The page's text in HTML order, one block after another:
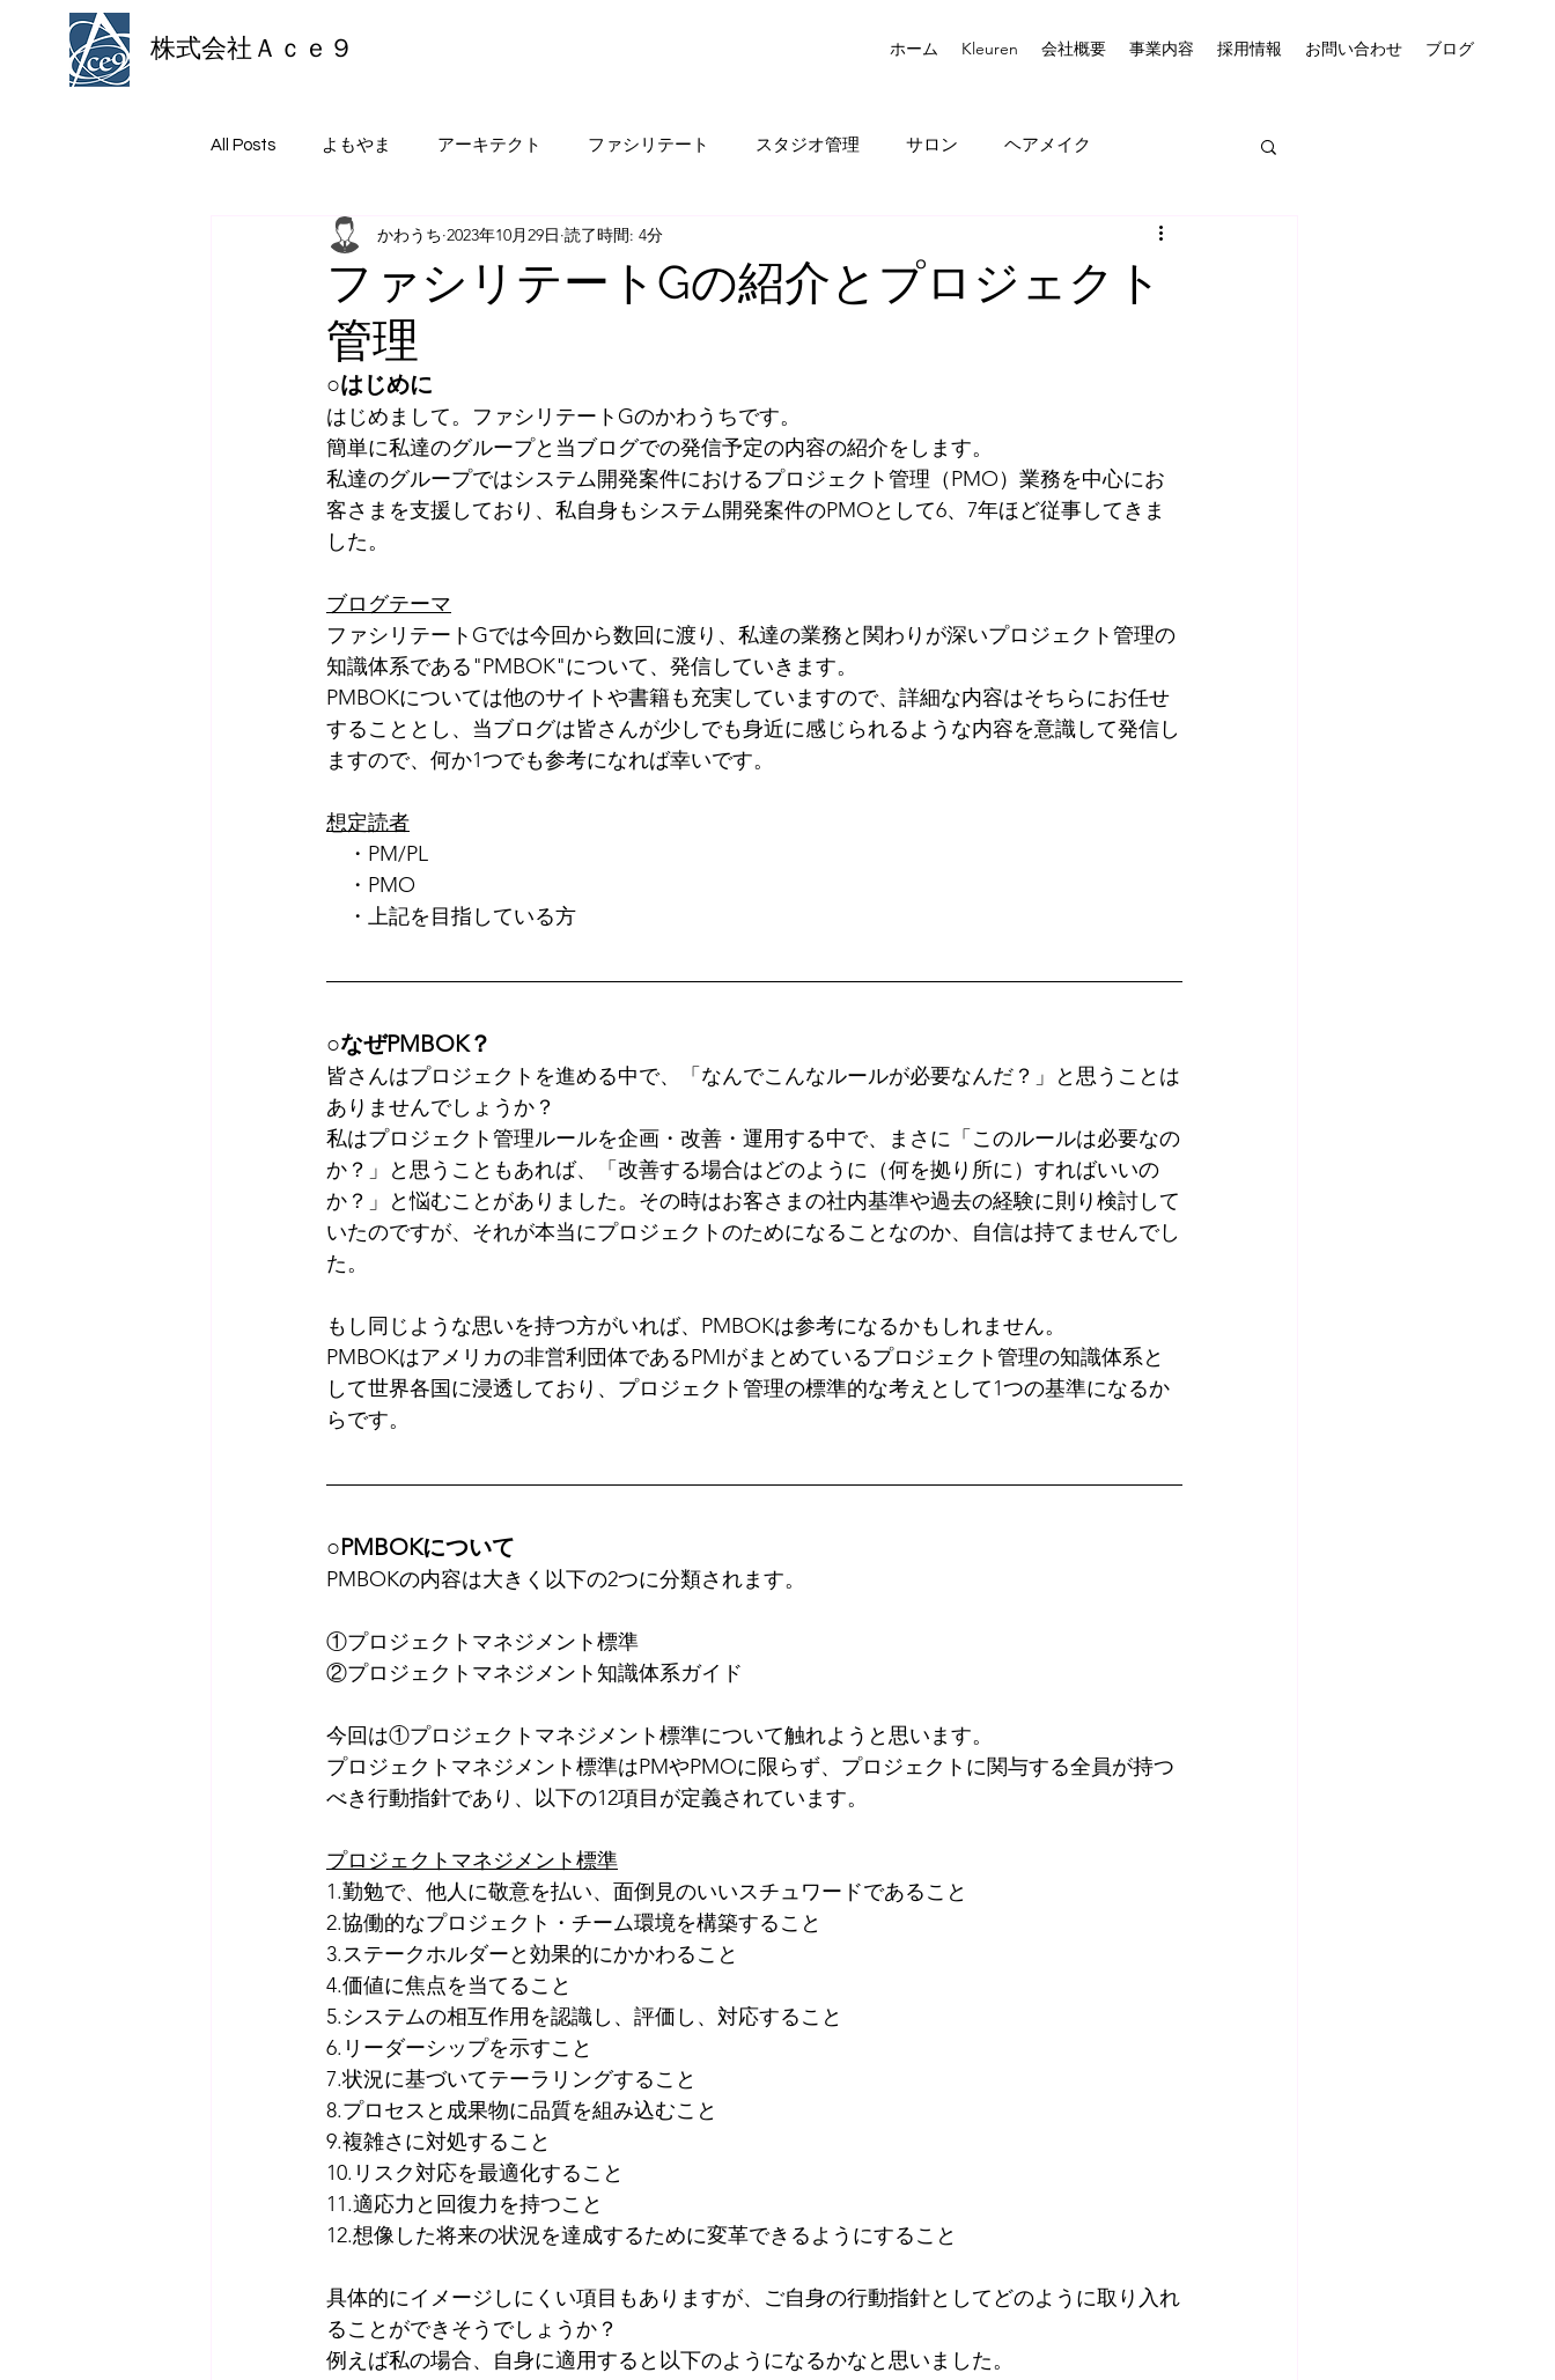
株式会社Ａｃｅ９ ホーム Kleuren 会社概要 事業内容 採用情報 お問い合わせ ブログ
All Posts よもやま アーキテクト ファシリテート スタジオ管理 サロン ヘアメイク
ファシリテートGの紹介とプロジェクト
管理
かわうち 2023年10月29日 読了時間: 4分
○はじめに
はじめまして。ファシリテートGのかわうちです。
簡単に私達のグループと当ブログでの発信予定の内容の紹介をします。
私達のグループではシステム開発案件におけるプロジェクト管理（PMO）業務を中心にお
客さまを支援しており、私自身もシステム開発案件のPMOとして6、7年ほど従事してきま
した。
ブログテーマ
ファシリテートGでは今回から数回に渡り、私達の業務と関わりが深いプロジェクト管理の
知識体系である"PMBOK"について、発信していきます。
PMBOKについては他のサイトや書籍も充実していますので、詳細な内容はそちらにお任せ
することとし、当ブログは皆さんが少しでも身近に感じられるような内容を意識して発信し
ますので、何か1つでも参考になれば幸いです。
想定読者
・PM/PL
・PMO
・上記を目指している方
○なぜPMBOK？
皆さんはプロジェクトを進める中で、「なんでこんなルールが必要なんだ？」と思うことは
ありませんでしょうか？
私はプロジェクト管理ルールを企画・改善・運用する中で、まさに「このルールは必要なの
か？」と思うこともあれば、「改善する場合はどのように（何を拠り所に）すればいいの
か？」と悩むことがありました。その時はお客さまの社内基準や過去の経験に則り検討して
いたのですが、それが本当にプロジェクトのためになることなのか、自信は持てませんでし
た。
もし同じような思いを持つ方がいれば、PMBOKは参考になるかもしれません。
PMBOKはアメリカの非営利団体であるPMIがまとめているプロジェクト管理の知識体系と
して世界各国に浸透しており、プロジェクト管理の標準的な考えとして1つの基準になるか
らです。
○PMBOKについて
PMBOKの内容は大きく以下の2つに分類されます。
①プロジェクトマネジメント標準
②プロジェクトマネジメント知識体系ガイド
今回は①プロジェクトマネジメント標準について触れようと思います。
プロジェクトマネジメント標準はPMやPMOに限らず、プロジェクトに関与する全員が持つ
べき行動指針であり、以下の12項目が定義されています。
プロジェクトマネジメント標準
1.勤勉で、他人に敬意を払い、面倒見のいいスチュワードであること
2.協働的なプロジェクト・チーム環境を構築すること
3.ステークホルダーと効果的にかかわること
4.価値に焦点を当てること
5.システムの相互作用を認識し、評価し、対応すること
6.リーダーシップを示すこと
7.状況に基づいてテーラリングすること
8.プロセスと成果物に品質を組み込むこと
9.複雑さに対処すること
10.リスク対応を最適化すること
11.適応力と回復力を持つこと
12.想像した将来の状況を達成するために変革できるようにすること
具体的にイメージしにくい項目もありますが、ご自身の行動指針としてどのように取り入れ
ることができそうでしょうか？
例えば私の場合、自身に適用すると以下のようになるかなと思いました。